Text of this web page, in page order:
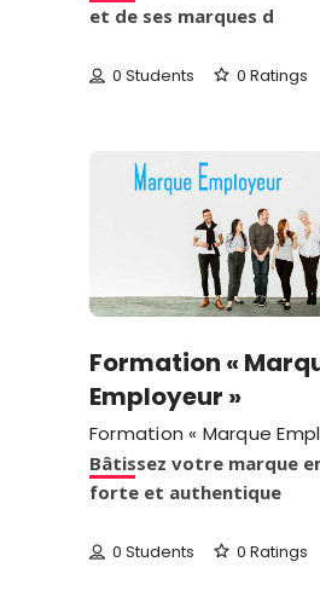
et de ses marques d
0 Students 0 Ratings
Formation «
Employeur »
Formation « Marque
Bâtissez votre marque
forte et authentique
0 Students 0 Ratings